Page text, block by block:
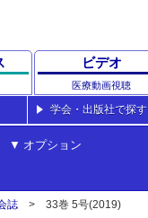
ビデオ
医療動画視聴
学会・出版社で探す
オプション
誌 33巻 5号(2019)